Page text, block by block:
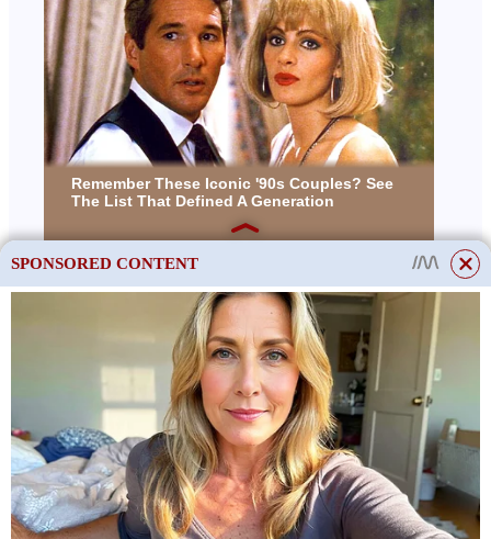
This site uses cookies to store data. By continuing to use the site, you consent
to the use of these files.
OK
SPONSORED CONTENT